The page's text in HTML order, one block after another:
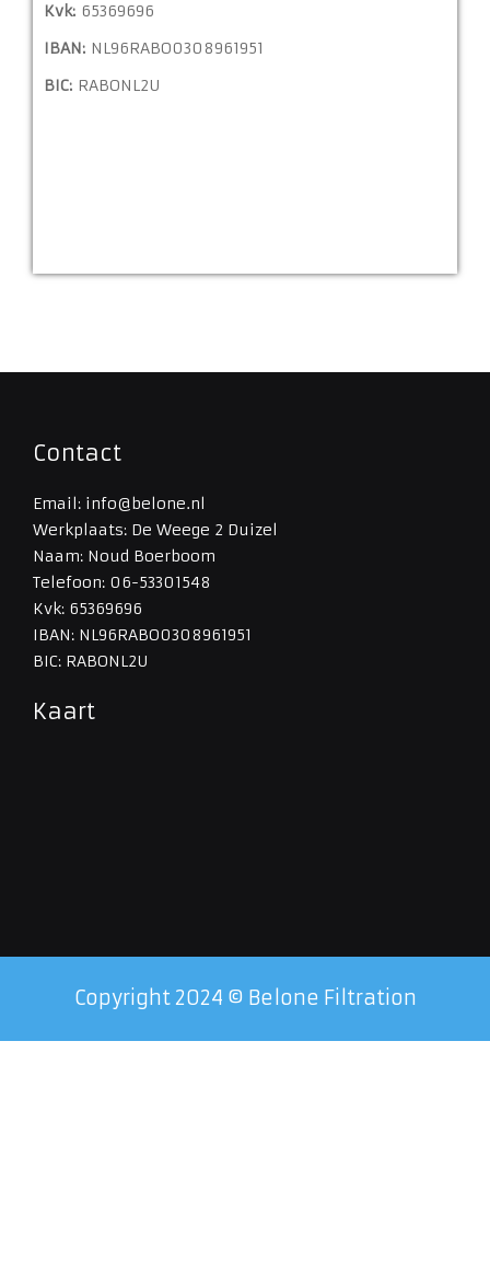
Kvk: 65369696
IBAN: NL96RABO0308961951
BIC: RABONL2U
Contact
Email: info@belone.nl
Werkplaats: De Weege 2 Duizel
Naam: Noud Boerboom
Telefoon: 06-53301548
Kvk: 65369696
IBAN: NL96RABO0308961951
BIC: RABONL2U
Kaart
Copyright 2024 © Belone Filtration